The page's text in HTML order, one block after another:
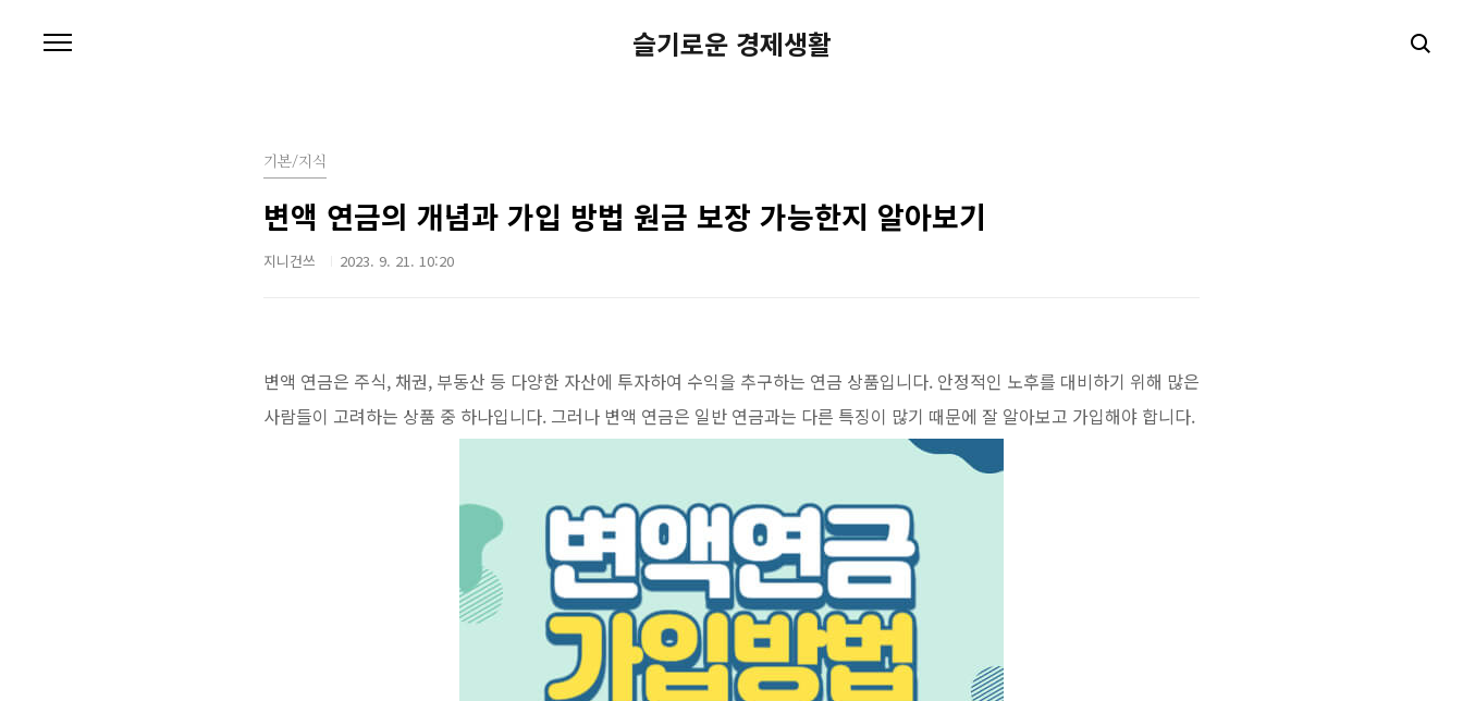
슬기로운 경제생활
기본/지식
변액 연금의 개념과 가입 방법 원금 보장 가능한지 알아보기
지니건쓰 2023. 9. 21. 10:20
변액 연금은 주식, 채권, 부동산 등 다양한 자산에 투자하여 수익을 추구하는 연금 상품입니다. 안정적인 노후를 대비하기 위해 많은
사람들이 고려하는 상품 중 하나입니다. 그러나 변액 연금은 일반 연금과는 다른 특징이 많기 때문에 잘 알아보고 가입해야 합니다.